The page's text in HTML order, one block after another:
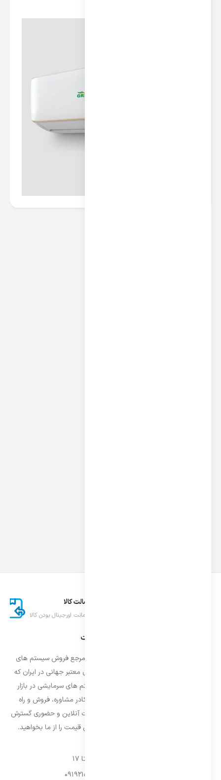
اصالت کالا
ضمانت اورجینال بودن کالا
درباره ایران اسپلیت
فروشگاه ایران اسپلیت اولین و معتمد ترین مرجع فروش سیستم های
تهویه مطبوع و سرمایشی وارداتی با برند های معتبر جهانی در ایران که
فعالیت خود را از سال ۱۳۸۷ با فروش سیستم های سرمایشی در بازار
تهران شروع و از سال ۱۳۹۵ با بهره گیری از کادر مشاوره، فروش و راه
اندازی، فعالیت خود را در سراسر کشور به صورت آنلاین و حضوری گسترش
داده است. با کیفیت ترین خدمات و بهترین قیمت را از ما بخواهید.
09192157173